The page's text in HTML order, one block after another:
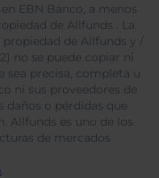
EBN Banco, a menos
de Allfunds . La
propiedad de Allfunds y /
no se puede copiar ni
sea precisa, completa u
ni sus proveedores de
daños o pérdidas que
Allfunds es uno de los
de mercados
.